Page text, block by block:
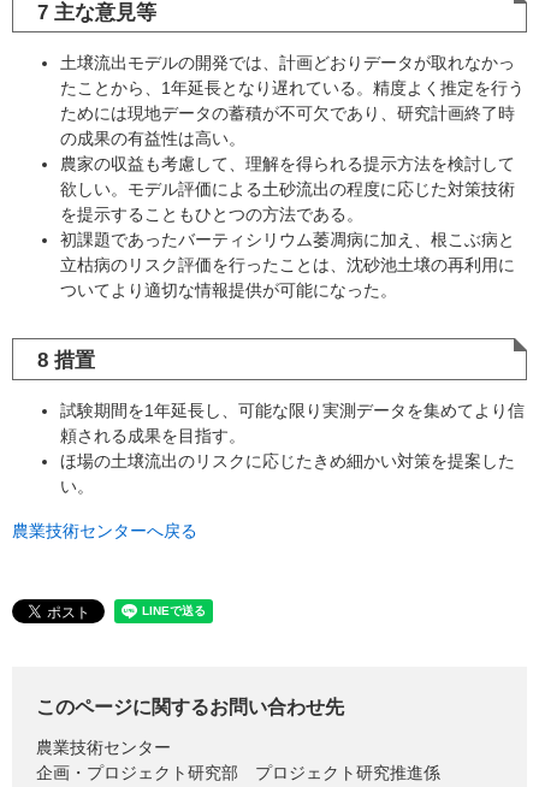
7 主な意見等
土壌流出モデルの開発では、計画どおりデータが取れなかっ
たことから、1年延長となり遅れている。精度よく推定を行う
ためには現地データの蓄積が不可欠であり、研究計画終了時
の成果の有益性は高い。
農家の収益も考慮して、理解を得られる提示方法を検討して
欲しい。モデル評価による土砂流出の程度に応じた対策技術
を提示することもひとつの方法である。
初課題であったバーティシリウム萎凋病に加え、根こぶ病と
立枯病のリスク評価を行ったことは、沈砂池土壌の再利用に
ついてより適切な情報提供が可能になった。
8 措置
試験期間を1年延長し、可能な限り実測データを集めてより信
頼される成果を目指す。
ほ場の土壌流出のリスクに応じたきめ細かい対策を提案した
い。
農業技術センターへ戻る
このページに関するお問い合わせ先
農業技術センター
企画・プロジェクト研究部 プロジェクト研究推進係